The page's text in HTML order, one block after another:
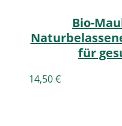
Bio-
für
14,50€